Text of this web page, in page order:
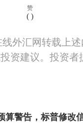
赞
( )
外汇网转载上
资建议。投资
算警告，标普修改